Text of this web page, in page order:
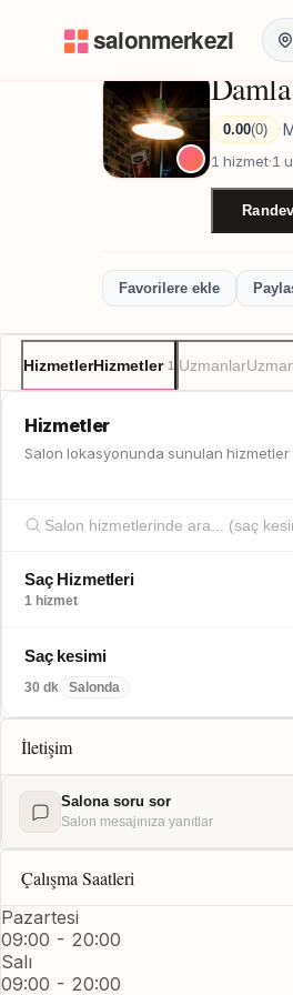
Damla Kuaför
0.00(0) ·
1 hizmet·1
Favorilere ekle
HizmetlerHizmetler 1 Uzmanlar
Hizmetler
Salon lokasyonunda sunulan hizmetler
Saç Hizmetleri
1 hizmet
Saç kesimi
30 dk Salonda
İletişim
Salona soru sor
Salon mesajınıza yanıtlar
Çalışma Saatleri
Pazartesi
09:00 - 20:00
Salı
09:00 - 20:00